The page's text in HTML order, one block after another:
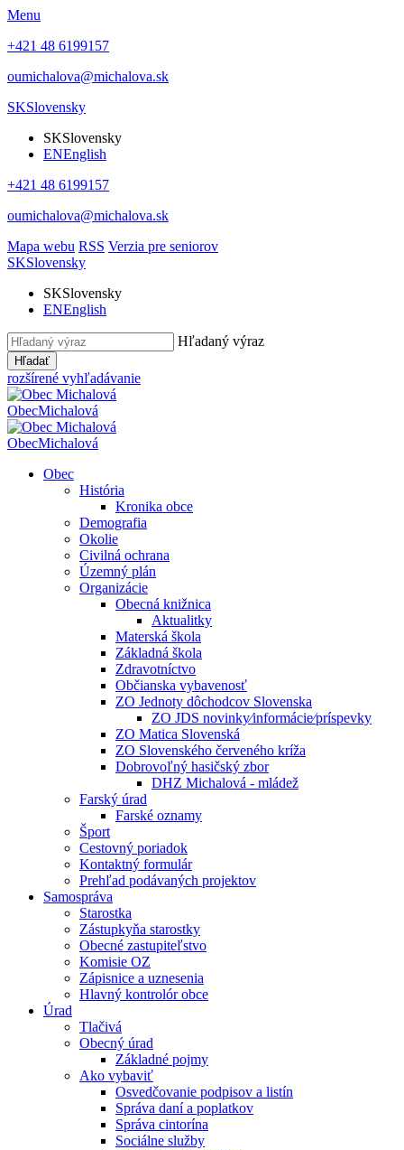
Menu
+421 48 6199157
oumichalova@michalova.sk
SKSlovensky
SKSlovensky
ENEnglish
+421 48 6199157
oumichalova@michalova.sk
Mapa webu RSS Verzia pre seniorov
SKSlovensky
SKSlovensky
ENEnglish
Hľadaný výraz
Hľadať
rozšírené vyhľadávanie
ObecMichalová
ObecMichalová
Obec
História
Kronika obce
Demografia
Okolie
Civilná ochrana
Územný plán
Organizácie
Obecná knižnica
Aktualitky
Materská škola
Základná škola
Zdravotníctvo
Občianska vybavenosť
ZO Jednoty dôchodcov Slovenska
ZO JDS novinky⁄informácie⁄príspevky
ZO Matica Slovenská
ZO Slovenského červeného kríža
Dobrovoľný hasičský zbor
DHZ Michalová - mládež
Farský úrad
Farské oznamy
Šport
Cestovný poriadok
Kontaktný formulár
Prehľad podávaných projektov
Samospráva
Starostka
Zástupkyňa starostky
Obecné zastupiteľstvo
Komisie OZ
Zápisnice a uznesenia
Hlavný kontrolór obce
Úrad
Tlačivá
Obecný úrad
Základné pojmy
Ako vybaviť
Osvedčovanie podpisov a listín
Správa daní a poplatkov
Správa cintorína
Sociálne služby